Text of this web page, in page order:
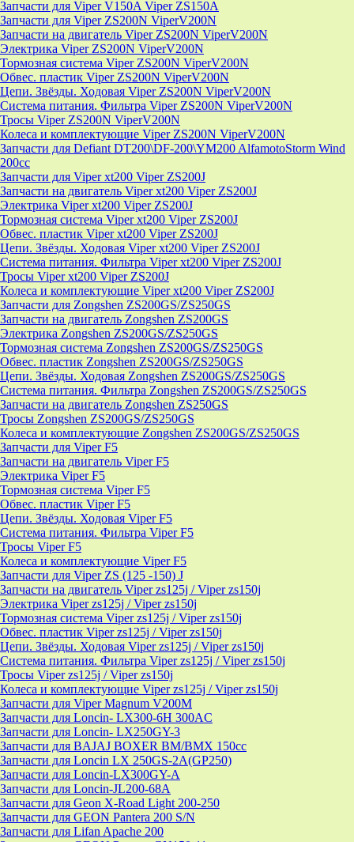
Запчасти для Viper V150A Viper ZS150A
Запчасти для Viper ZS200N ViperV200N
Запчасти на двигатель Viper ZS200N ViperV200N
Электрика Viper ZS200N ViperV200N
Тормозная система Viper ZS200N ViperV200N
Обвес. пластик Viper ZS200N ViperV200N
Цепи. Звёзды. Ходовая Viper ZS200N ViperV200N
Система питания. Фильтра Viper ZS200N ViperV200N
Тросы Viper ZS200N ViperV200N
Колеса и комплектующие Viper ZS200N ViperV200N
Запчасти для Defiant DT200\DF-200\YM200 AlfamotoStorm Wind
200cc
Запчасти для Viper xt200 Viper ZS200J
Запчасти на двигатель Viper xt200 Viper ZS200J
Электрика Viper xt200 Viper ZS200J
Тормозная система Viper xt200 Viper ZS200J
Обвес. пластик Viper xt200 Viper ZS200J
Цепи. Звёзды. Ходовая Viper xt200 Viper ZS200J
Система питания. Фильтра Viper xt200 Viper ZS200J
Тросы Viper xt200 Viper ZS200J
Колеса и комплектующие Viper xt200 Viper ZS200J
Запчасти для Zongshen ZS200GS/ZS250GS
Запчасти на двигатель Zongshen ZS200GS
Электрика Zongshen ZS200GS/ZS250GS
Тормозная система Zongshen ZS200GS/ZS250GS
Обвес. пластик Zongshen ZS200GS/ZS250GS
Цепи. Звёзды. Ходовая Zongshen ZS200GS/ZS250GS
Система питания. Фильтра Zongshen ZS200GS/ZS250GS
Запчасти на двигатель Zongshen ZS250GS
Тросы Zongshen ZS200GS/ZS250GS
Колеса и комплектующие Zongshen ZS200GS/ZS250GS
Запчасти для Viper F5
Запчасти на двигатель Viper F5
Электрика Viper F5
Тормозная система Viper F5
Обвес. пластик Viper F5
Цепи. Звёзды. Ходовая Viper F5
Система питания. Фильтра Viper F5
Тросы Viper F5
Колеса и комплектующие Viper F5
Запчасти для Viper ZS (125 -150) J
Запчасти на двигатель Viper zs125j / Viper zs150j
Электрика Viper zs125j / Viper zs150j
Тормозная система Viper zs125j / Viper zs150j
Обвес. пластик Viper zs125j / Viper zs150j
Цепи. Звёзды. Ходовая Viper zs125j / Viper zs150j
Система питания. Фильтра Viper zs125j / Viper zs150j
Тросы Viper zs125j / Viper zs150j
Колеса и комплектующие Viper zs125j / Viper zs150j
Запчасти для Viper Magnum V200M
Запчасти для Loncin- LX300-6H 300AC
Запчасти для Loncin- LX250GY-3
Запчасти для BAJAJ BOXER BM/ВМX 150cc
Запчасти для Loncin LX 250GS-2A(GP250)
Запчасти для Loncin-LX300GY-A
Запчасти для Loncin-JL200-68A
Запчасти для Geon X-Road Light 200-250
Запчасти для GEON Pantera 200 S/N
Запчасти для Lifan Apache 200